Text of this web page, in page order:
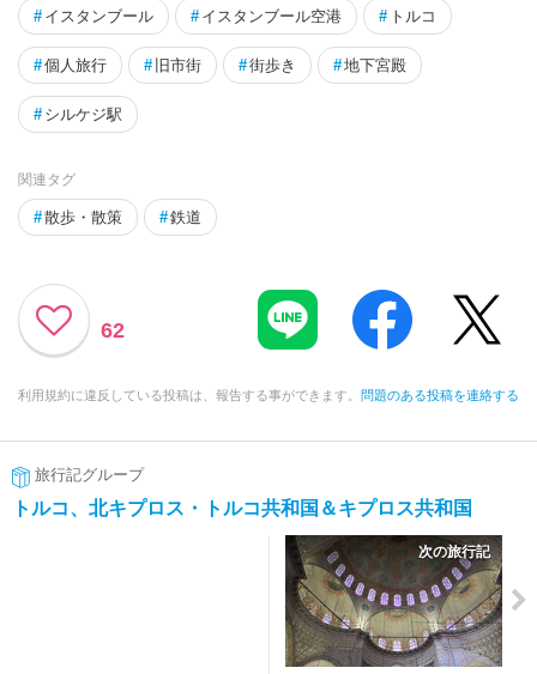
# イスタンブール # イスタンブール空港 # トルコ
#個人旅行 # 旧市街 #街歩き #地下宮殿
# シルケジ駅
関連タグ
#散歩・散策 #鉄道
62
利用規約に違反している投稿は、報告する事ができます。 問題のある投稿を連絡する
旅行記グループ
トルコ、北キプロス・トルコ共和国＆キプロス共和国
次の旅行記